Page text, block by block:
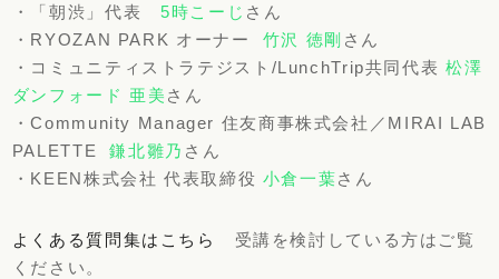
・「朝渋」代表5時こーじ さん
・RYOZAN PARK オーナー 竹沢 徳剛 さん
・コミュニティストラテジスト/LunchTrip共同代表 松澤
ダンフォード 亜美 さん
・Community Manager 住友商事株式会社／MIRAI LAB
PALETTE鎌北雛乃 さん
・KEEN株式会社 代表取締役 小倉一葉さん
よくある質問集はこちら
受講を検討している方はご覧
ください。